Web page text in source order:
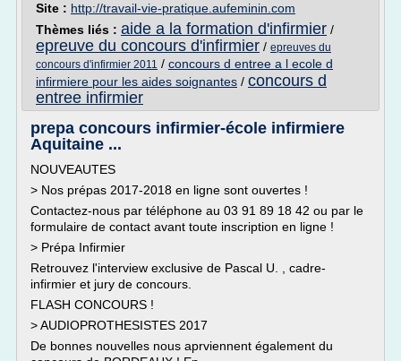
Site : http://travail-vie-pratique.aufeminin.com
Thèmes liés : aide a la formation d'infirmier /
epreuve du concours d'infirmier / epreuves du
concours d'infirmier 2011 / concours d entree a l ecole d
infirmiere pour les aides soignantes / concours d
entree infirmier
prepa concours infirmier-école infirmiere
Aquitaine ...
NOUVEAUTES
> Nos prépas 2017-2018 en ligne sont ouvertes !
Contactez-nous par téléphone au 03 91 89 18 42 ou par le
formulaire de contact avant toute inscription en ligne !
> Prépa Infirmier
Retrouvez l'interview exclusive de Pascal U. , cadre-
infirmier et jury de concours.
FLASH CONCOURS !
> AUDIOPROTHESISTES 2017
De bonnes nouvelles nous aprviennent également du